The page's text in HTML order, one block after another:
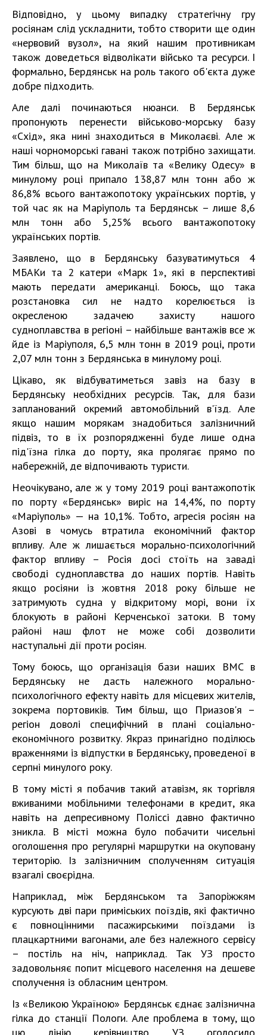
Відповідно, у цьому випадку стратегічну гру
росіянам слід ускладнити, тобто створити ще один
«нервовий вузол», на який нашим противникам
також доведеться відволікати військо та ресурси. І
формально, Бердянськ на роль такого об'єкта дуже
добре підходить.
Але далі починаються нюанси. В Бердянськ
пропонують перенести військово-морську базу
«Схід», яка нині знаходиться в Миколаєві. Але ж
наші чорноморські гавані також потрібно захищати.
Тим більш, що на Миколаїв та «Велику Одесу» в
минулому році припало 138,87 млн тонн або ж
86,8% всього вантажопотоку українських портів, у
той час як на Маріуполь та Бердянськ – лише 8,6
млн тонн або 5,25% всього вантажопотоку
українських портів.
Заявлено, що в Бердянську базуватимуться 4
МБАКи та 2 катери «Марк 1», які в перспективі
мають передати американці. Боюсь, що така
розстановка сил не надто корелюється із
окресленою задачею захисту нашого
судноплавства в регіоні – найбільше вантажів все ж
йде із Маріуполя, 6,5 млн тонн в 2019 році, проти
2,07 млн тонн з Бердянська в минулому році.
Цікаво, як відбуватиметься завіз на базу в
Бердянську необхідних ресурсів. Так, для бази
запланований окремий автомобільний в'їзд. Але
якщо нашим морякам знадобиться залізничний
підвіз, то в їх розпорядженні буде лише одна
під'їзна гілка до порту, яка пролягає прямо по
набережній, де відпочивають туристи.
Неочікувано, але ж у тому 2019 році вантажопотік
по порту «Бердянськ» виріс на 14,4%, по порту
«Маріуполь» — на 10,1%. Тобто, агресія росіян на
Азові в чомусь втратила економічний фактор
впливу. Але ж лишається морально-психологічний
фактор впливу – Росія досі стоїть на заваді
свободі судноплавства до наших портів. Навіть
якщо росіяни із жовтня 2018 року більше не
затримують судна у відкритому морі, вони їх
блокують в районі Керченської затоки. В тому
районі наш флот не може собі дозволити
наступальні дії проти росіян.
Тому боюсь, що організація бази наших ВМС в
Бердянську не дасть належного морально-
психологічного ефекту навіть для місцевих жителів,
зокрема портовиків. Тим більш, що Приазов'я –
регіон доволі специфічний в плані соціально-
економічного розвитку. Якраз принагідно поділюсь
враженнями із відпустки в Бердянську, проведеної в
серпні минулого року.
В тому місті я побачив такий атавізм, як торгівля
вживаними мобільними телефонами в кредит, яка
навіть на депресивному Поліссі давно фактично
зникла. В місті можна було побачити чисельні
оголошення про регулярні маршрутки на окуповану
територію. Із залізничним сполученням ситуація
взагалі своєрідна.
Наприклад, між Бердянськом та Запоріжжям
курсують дві пари приміських поїздів, які фактично
є повноцінними пасажирськими поїздами із
плацкартними вагонами, але без належного сервісу
– постіль на ніч, наприклад. Так УЗ просто
задовольняє попит місцевого населення на дешеве
сполучення із обласним центром.
Із «Великою Україною» Бердянськ єднає залізнична
гілка до станції Пологи. Але проблема в тому, що